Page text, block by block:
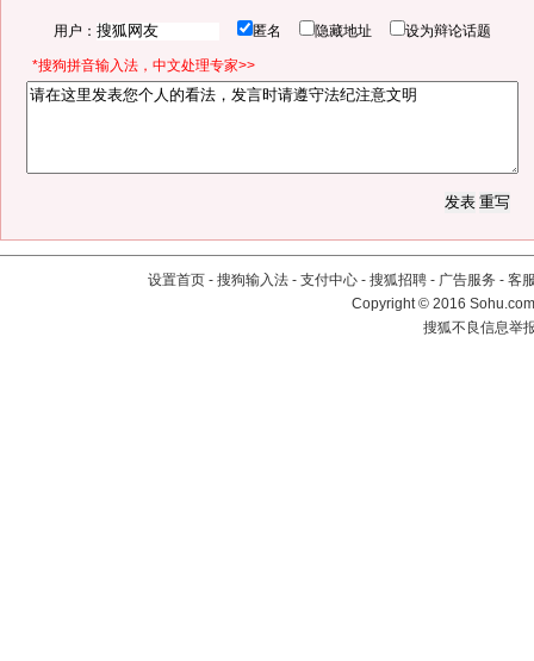
用户： 匿名 隐藏地址 设为辩论话题
*搜狗拼音输入法，中文处理专家>>
设置首页 - 搜狗输入法 - 支付中心 - 搜狐招聘 - 广告服务 - 客
Copyright©2016
搜狐不良信息举